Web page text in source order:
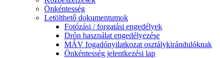
Önkéntesség
Letölthető dokumentumok
Fotózási / forgatási engedélyek
Drón használat engedélyezése
MÁV fogadónyilatkozat osztálykirándulóknak
Önkéntesség jelentkezési lap